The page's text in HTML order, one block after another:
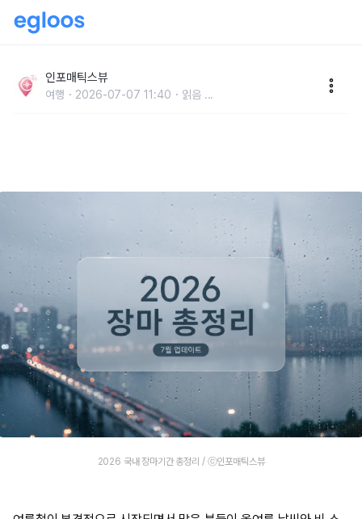
가철 기상 예보 요약
인포매틱스뷰
여행 2026-07-07 11:40 읽음 ...
2026 국내 장마기간 총정리 / ⓒ인포매틱스뷰